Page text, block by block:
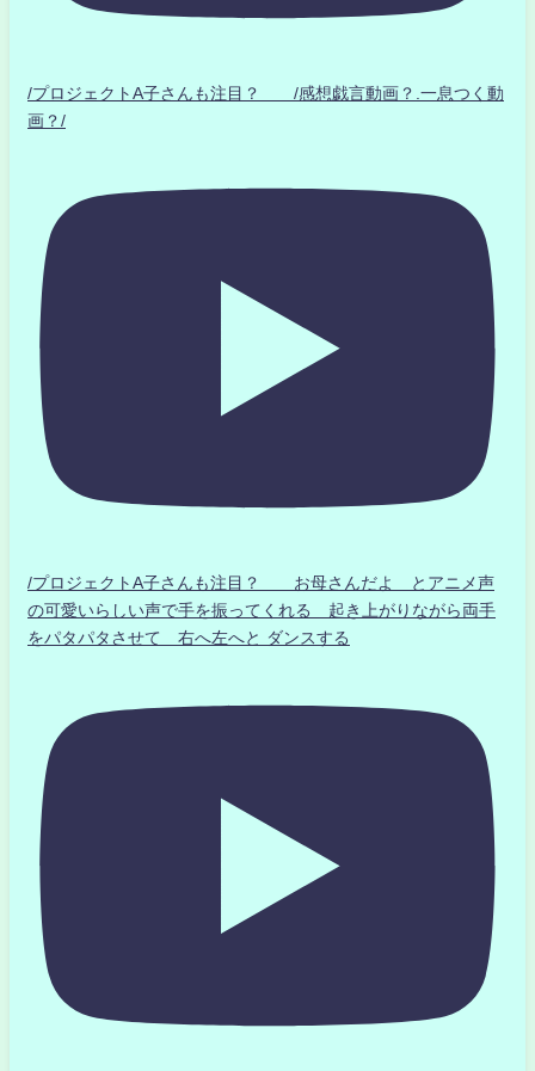
/プロジェクトA子さんも注目？ /感想戯言動画？.一息つく動
画？/
/プロジェクトA子さんも注目？ お母さんだよ とアニメ声
の可愛いらしい声で手を振ってくれる 起き上がりながら両手
をパタパタさせて 右へ左へと ダンスする